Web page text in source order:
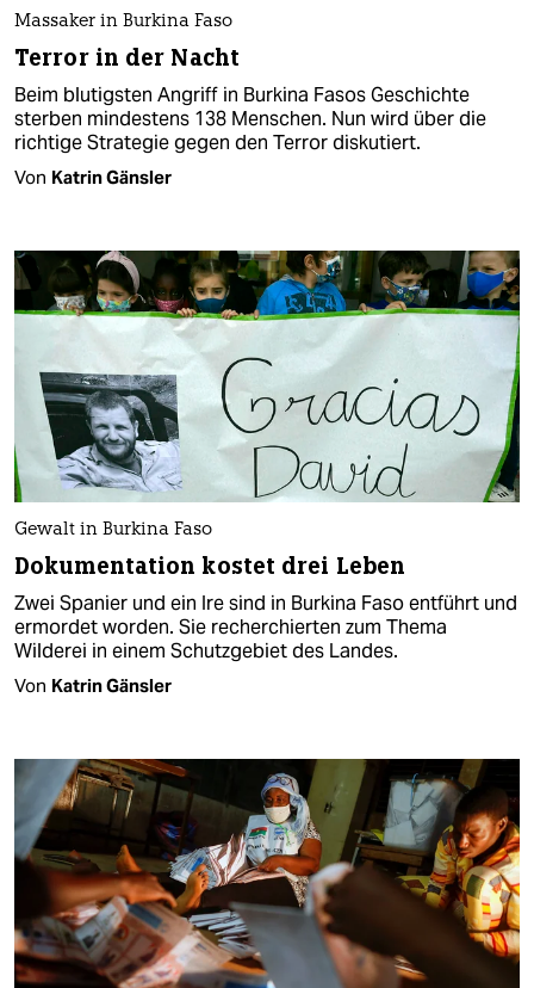
Massaker in Burkina Faso
Terror in der Nacht
Beim blutigsten Angriff in Burkina Fasos Geschichte
sterben mindestens 138 Menschen. Nun wird über die
richtige Strategie gegen den Terror diskutiert.
Von Katrin Gänsler
Gewalt in Burkina Faso
Dokumentation kostet drei Leben
Zwei Spanier und ein Ire sind in Burkina Faso entführt und
ermordet worden. Sie recherchierten zum Thema
Wilderei in einem Schutzgebiet des Landes.
Von Katrin Gänsler